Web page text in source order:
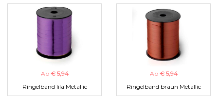
Ab € 5,94
Ringelband lila Metallic
Ab € 5,94
Ringelband braun Metallic